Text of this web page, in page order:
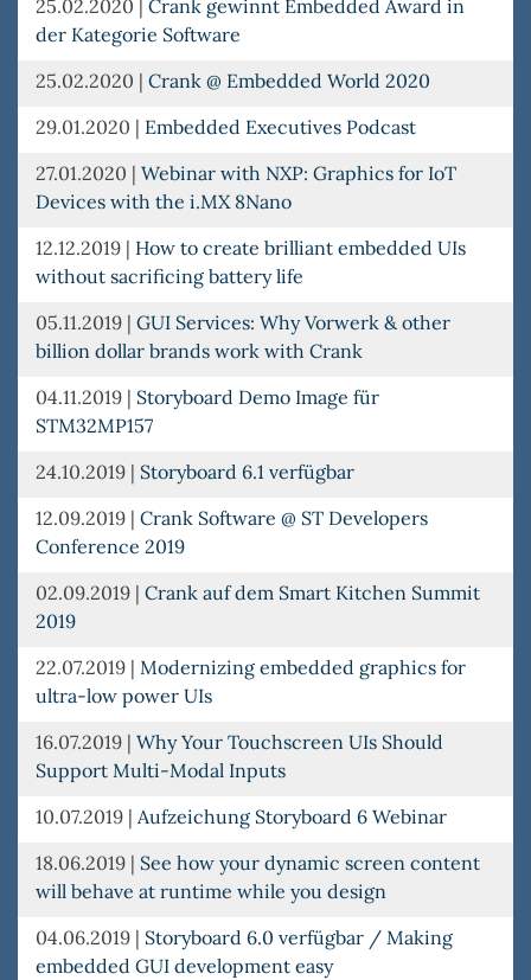
25.02.2020
Crank gewinnt Embedded Award in
der Kategorie Software
25.02.2020 | Crank @ Embedded World 2020
29.01.2020 | Embedded Executives Podcast
27.01.2020 | Webinar with NXP: Graphics for IoT
Devices with the i.MX 8Nano
12.12.2019 | How to create brilliant embedded UIs
without sacrificing battery life
05.11.2019 | GUI Services: Why Vorwerk & other
billion dollar brands work with Crank
04.11.2019 | Storyboard Demo Image für
STM32MP157
24.10.2019 | Storyboard 6.1 verfügbar
12.09.2019 | Crank Software @ ST Developers
Conference 2019
02.09.2019 | Crank auf dem Smart Kitchen Summit
2019
22.07.2019 | Modernizing embedded graphics for
ultra-low power UIs
16.07.2019 | Why Your Touchscreen UIs Should
Support Multi-Modal Inputs
10.07.2019 | Aufzeichung Storyboard 6 Webinar
18.06.2019 | See how your dynamic screen content
will behave at runtime while you design
04.06.2019 | Storyboard 6.0 verfügbar / Making
embedded GUI development easy